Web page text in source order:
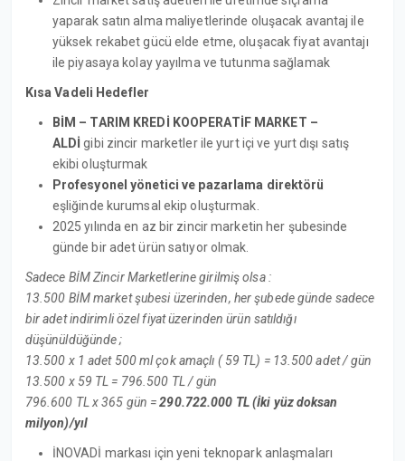
yaparak satın alma maliyetlerinde oluşacak avantaj ile
yüksek rekabet gücü elde etme, oluşacak fiyat avantajı
ile piyasaya kolay yayılma ve tutunma sağlamak
Kısa Vadeli Hedefler
BİM – TARIM KREDİ KOOPERATİF MARKET –
ALDİ gibi zincir marketler ile yurt içi ve yurt dışı satış
ekibi oluşturmak
Profesyonel yönetici ve pazarlama direktörü
eşliğinde kurumsal ekip oluşturmak.
2025 yılında en az bir zincir marketin her şubesinde
günde bir adet ürün satıyor olmak.
Sadece BİM Zincir Marketlerine girilmiş olsa :
13.500 BİM market şubesi üzerinden, her şubede günde sadece
bir adet indirimli özel fiyat üzerinden ürün satıldığı
düşünüldüğünde ;
13.500 x 1 adet 500 ml çok amaçlı ( 59 TL) = 13.500 adet / gün
13.500 x 59 TL = 796.500 TL / gün
796.600 TL x 365 gün =290.722.000 TL (İki yüz doksan
milyon)/yıl
İNOVADİ markası için yeni teknopark anlaşmaları